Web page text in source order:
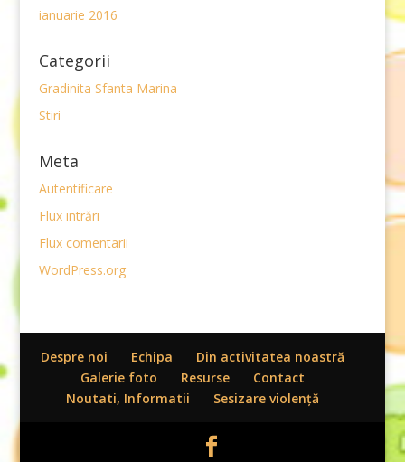
ianuarie 2016
Categorii
Gradinita Sfanta Marina
Stiri
Meta
Autentificare
Flux intrări
Flux comentarii
WordPress.org
Despre noi Echipa
Din activitatea noastră
Galerie foto
Resurse
Contact
Noutati, Informatii
Sesizare violenţă